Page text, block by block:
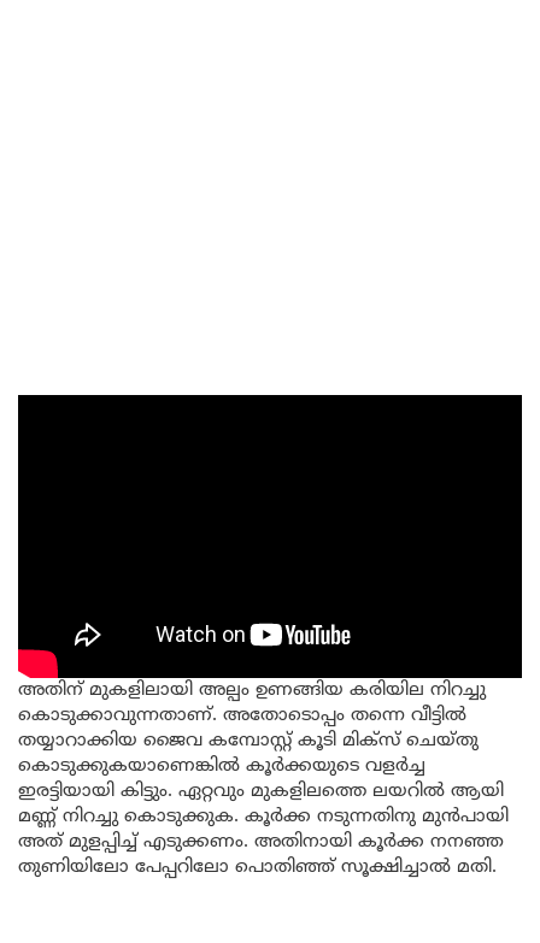
അതിന് മുകളിലായി അല്പം ഉണങ്ങിയ കരിയില നിറച്ചു
കൊടുക്കാവുന്നതാണ്. അതോടൊപ്പം തന്നെ വീട്ടിൽ
തയ്യാറാക്കിയ ജൈവ കമ്പോസ്റ്റ് കൂടി മിക്സ് ചെയ്തു
കൊടുക്കുകയാണെങ്കിൽ കൂർക്കയുടെ വളർച്ച
ഇരട്ടിയായി കിട്ടും. ഏറ്റവും മുകളിലത്തെ ലയറിൽ ആയി
മണ്ണ് നിറച്ചു കൊടുക്കുക. കൂർക്ക നടുന്നതിനു മുൻപായി
അത് മുളപ്പിച്ച് എടുക്കണം. അതിനായി കൂർക്ക നനഞ്ഞ
തുണിയിലോ പേപ്പറിലോ പൊതിഞ്ഞ് സൂക്ഷിച്ചാൽ മതി.